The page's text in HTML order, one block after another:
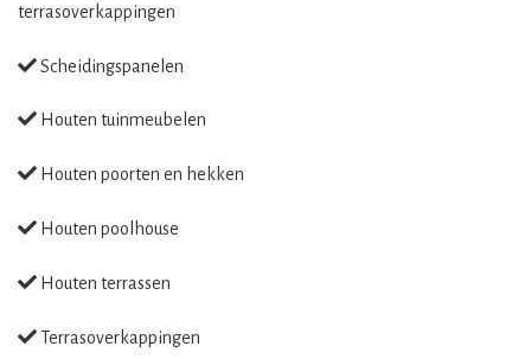
terrasoverkappingen
Scheidingspanelen
Houten tuinmeubelen
Houten poorten en hekken
Houten poolhouse
Houten terrassen
Terrasoverkappingen